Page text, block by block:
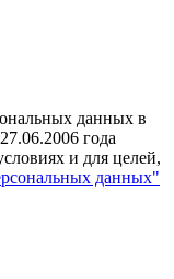
данных в
года
и для целей,
данных"